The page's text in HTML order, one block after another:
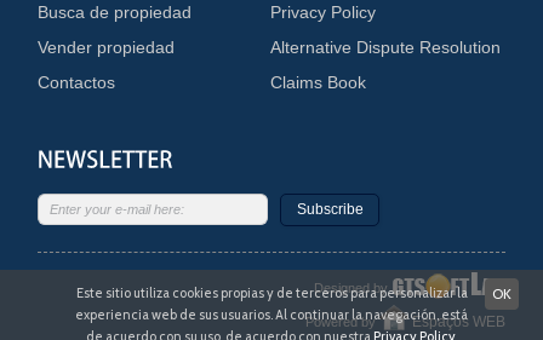
Busca de propiedad
Vender propiedad
Contactos
Privacy Policy
Alternative Dispute Resolution
Claims Book
Subscribe
Designed by
Powered by Espaços WEB
OK
Este sitio utiliza cookies propias y de terceros para personalizar la
experiencia web de sus usuarios. Al continuar la navegación, está
de acuerdo con su uso, de acuerdo con nuestra Privacy Policy.